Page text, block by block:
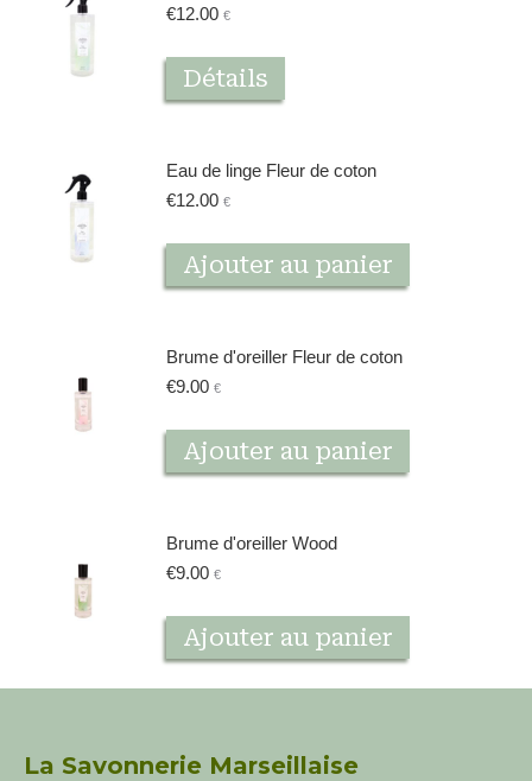
€12.00 €
Détails
Eau de linge Fleur de coton
€12.00 €
Ajouter au panier
Brume d'oreiller Fleur de coton
€9.00 €
Ajouter au panier
Brume d'oreiller Wood
€9.00 €
Ajouter au panier
La Savonnerie Marseillaise